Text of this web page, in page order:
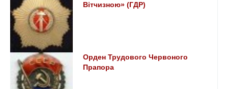
Вітчизною» (ГДР)
Орден Трудового Червоного
Прапора